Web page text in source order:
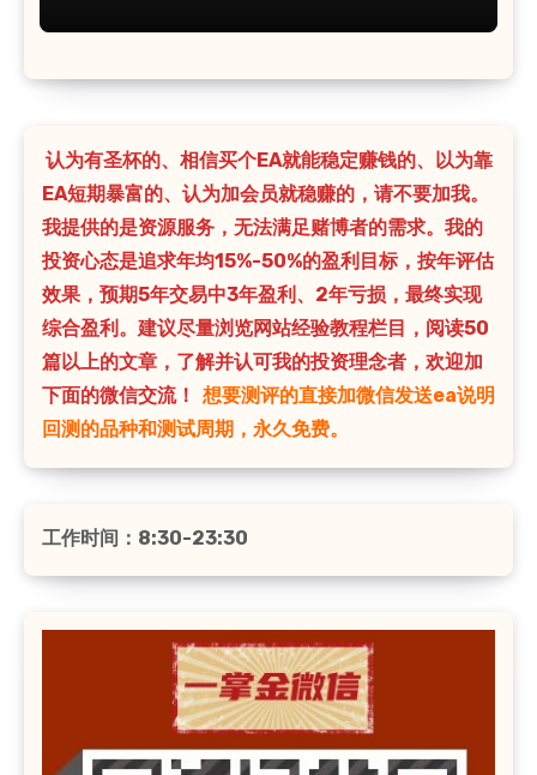
认为有圣杯的、相信买个EA就能稳定赚钱的、以为靠
EA短期暴富的、认为加会员就稳赚的，请不要加我。
我提供的是资源服务，无法满足赌博者的需求。我的
投资心态是追求年均15%-50%的盈利目标，按年评估
效果，预期5年交易中3年盈利、2年亏损，最终实现
综合盈利。建议尽量浏览网站经验教程栏目，阅读50
篇以上的文章，了解并认可我的投资理念者，欢迎加
下面的微信交流！
想要测评的直接加微信发送ea说明
回测的品种和测试周期，永久免费。
工作时间：8:30-23:30